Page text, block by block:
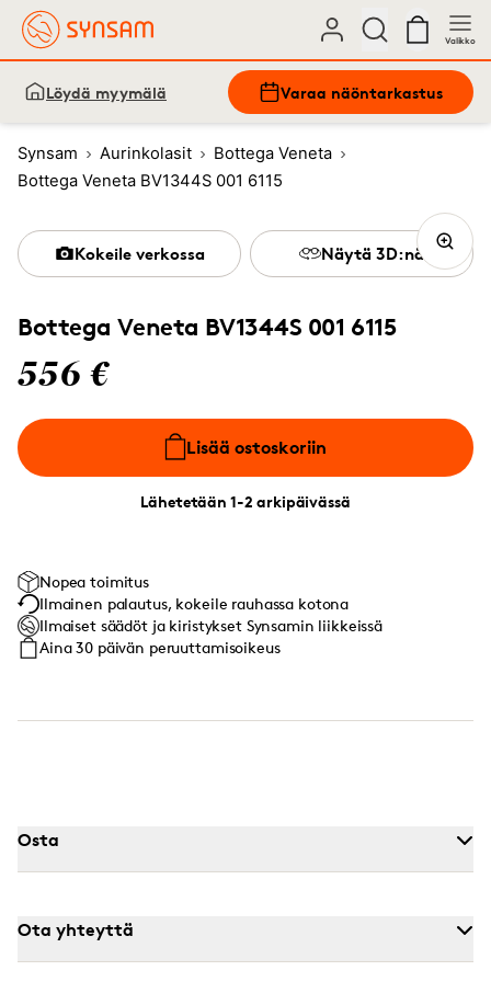
Valikko
Löydä myymälä Varaa näöntarkastus
Synsam Aurinkolasit
Bottega Veneta
Bottega Veneta BV1344S 001 6115
Bottega Veneta BV1344S 001 6115
556 €
Lisää ostoskoriin
Lähetetään 1-2 arkipäivässä
Kokeile verkossa Näytä 3D:nä
Nopea toimitus
Ilmainen palautus, kokeile rauhassa kotona
Ilmaiset säädöt ja kiristykset Synsamin liikkeissä
Aina 30 päivän peruuttamisoikeus
Osta
Ota yhteyttä